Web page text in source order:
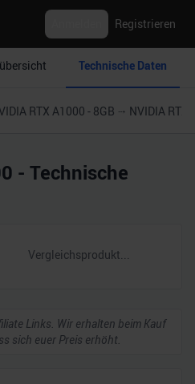
Registrieren
Technische Daten
RTX A1000 - 8GB NVIDIA RTX
- Technische
Links. Wir erhalten beim Kauf
sich euer Preis erhöht.